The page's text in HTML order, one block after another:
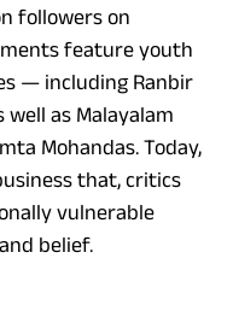
followers on
feature youth
— including Ranbir
well as Malayalam
Mohandas. Today,
that, critics
vulnerable
belief.